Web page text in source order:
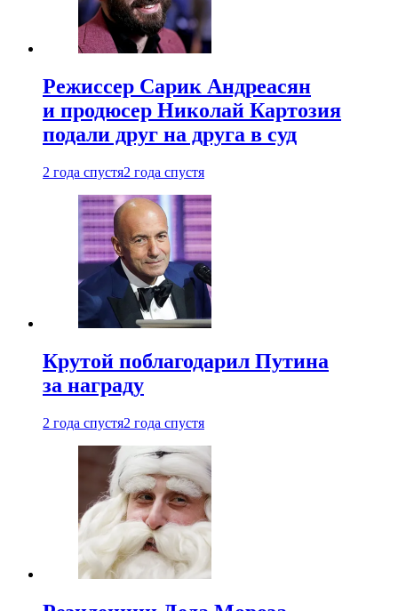
Режиссер Сарик Андреасян
и продюсер Николай Картозия
подали друг на друга в суд
2 года спустя2 года спустя
Крутой поблагодарил Путина
за награду
2 года спустя2 года спустя